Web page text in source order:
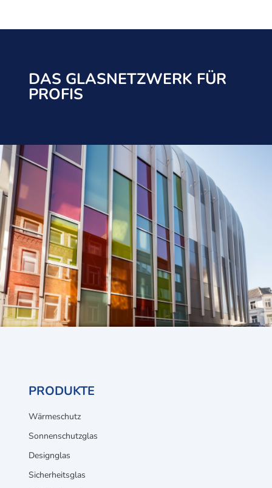
DAS GLASNETZWERK FÜR
PROFIS
PRODUKTE
Wärmeschutz
Sonnenschutzglas
Designglas
Sicherheitsglas